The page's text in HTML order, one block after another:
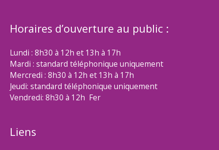
Horaires d’ouverture au public :
Lundi : 8h30 à 12h et 13h à 17h
Mardi : standard téléphonique uniquement
Mercredi : 8h30 à 12h et 13h à 17h
Jeudi: standard téléphonique uniquement
Vendredi: 8h30 à 12h Fer
Liens